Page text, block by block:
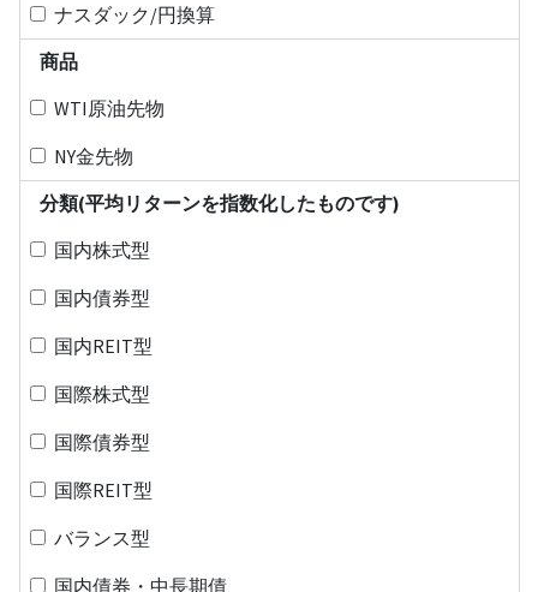
ナスダック/円換算
商品
WTI原油先物
NY金先物
分類(平均リターンを指数化したものです)
国内株式型
国内債券型
国内REIT型
国際株式型
国際債券型
国際REIT型
バランス型
国内債券・中長期債